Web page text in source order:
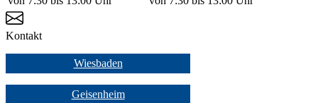
Kontakt
Wiesbaden
Geisenheim